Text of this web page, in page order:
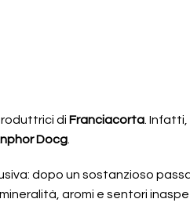
di Franciacorta .
Docg
dopo un sostanzioso
aromi e sentori